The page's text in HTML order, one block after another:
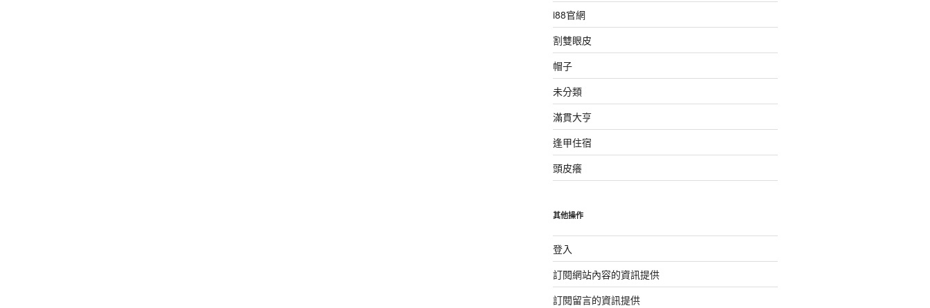
i88官網
割雙眼皮
帽子
未分類
滿貫大亨
逢甲住宿
頭皮癢
其他操作
登入
訂閱網站內容的資訊提供
訂閱留言的資訊提供